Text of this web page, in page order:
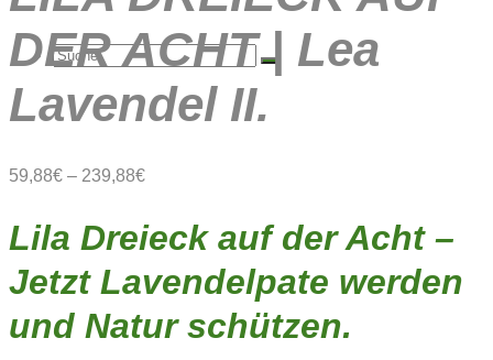
Suche
DER ACHT | Lea
Lavendel II.
59,88€ – 239,88€
Lila Dreieck auf der Acht –
Jetzt Lavendelpate werden
und Natur schützen.